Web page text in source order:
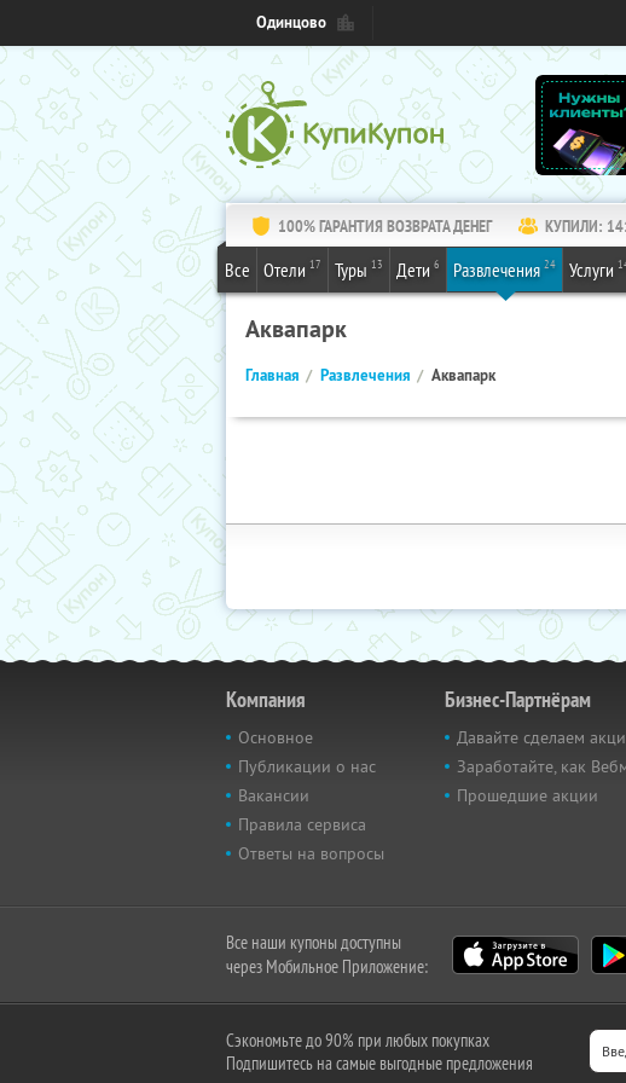
Одинцово
100% ГАРАНТИЯ ВОЗВРАТА ДЕНЕГ КУПИЛИ:
Все Отели 17 Туры 13 Дети 6 Развлечения 24 Услуги
Аквапарк
Главная Развлечения Аквапарк
Компания
Основное
Публикации о нас
Вакансии
Правила сервиса
Ответы на вопросы
Бизнес-Партнёрам
Давайте сделаем
Заработайте, как
Прошедшие акции
Все наши купоны доступны
через Мобильное Приложение:
Сэкономьте до 90% при любых покупках
Подпишитесь на самые выгодные предложения